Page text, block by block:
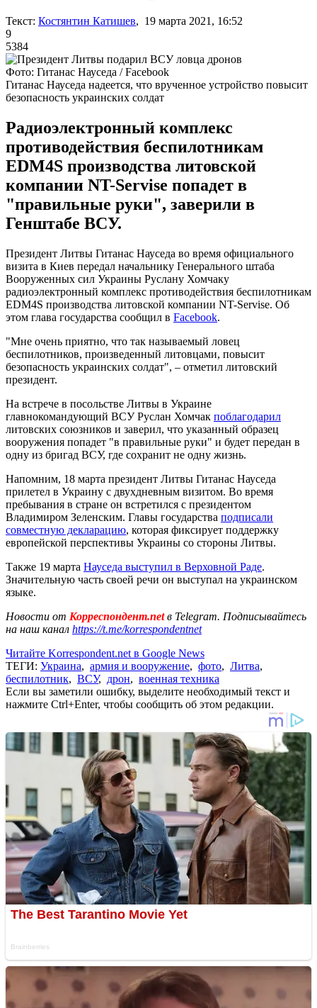
Текст: Костянтин Катишев, 19 марта 2021, 16:52
9
5384
Фото: Гитанас Науседа / Facebook
Гитанас Науседа надеется, что врученное устройство повысит
безопасность украинских солдат
Радиоэлектронный комплекс
противодействия беспилотникам
EDM4S производства литовской
компании NT-Servise попадет в
"правильные руки", заверили в
Генштабе ВСУ.
Президент Литвы Гитанас Науседа во время официального
визита в Киев передал начальнику Генерального штаба
Вооруженных сил Украины Руслану Хомчаку
радиоэлектронный комплекс противодействия беспилотникам
EDM4S производства литовской компании NT-Servise. Об
этом глава государства сообщил в Facebook.
"Мне очень приятно, что так называемый ловец
беспилотников, произведенный литовцами, повысит
безопасность украинских солдат", – отметил литовский
президент.
На встрече в посольстве Литвы в Украине
главнокомандующий ВСУ Руслан Хомчак поблагодарил
литовских союзников и заверил, что указанный образец
вооружения попадет "в правильные руки" и будет передан в
одну из бригад ВСУ, где сохранит не одну жизнь.
Напомним, 18 марта президент Литвы Гитанас Науседа
прилетел в Украину с двухдневным визитом. Во время
пребывания в стране он встретился с президентом
Владимиром Зеленским. Главы государства подписали
совместную декларацию, которая фиксирует поддержку
европейской перспективы Украины со стороны Литвы.
Также 19 марта Науседа выступил в Верховной Раде.
Значительную часть своей речи он выступал на украинском
языке.
Новости от Корреспондент.netв Telegram. Подписывайтесь
на наш канал https://t.me/korrespondentnet
Читайте Korrespondent.net в Google News
ТЕГИ: Украина, армия и вооружение, фото, Литва,
беспилотник, ВСУ, дрон, военная техника
Если вы заметили ошибку, выделите необходимый текст и
нажмите Ctrl+Enter, чтобы сообщить об этом редакции.